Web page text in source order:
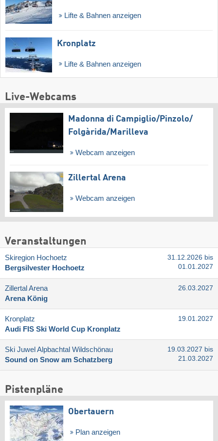
Lifte & Bahnen anzeigen
Kronplatz
Lifte & Bahnen anzeigen
Live-Webcams
Madonna di Campiglio/​Pinzolo/​
Folgàrida/​Marilleva
Webcam anzeigen
Zillertal Arena
Webcam anzeigen
Veranstaltungen
Skiregion Hochoetz
Bergsilvester Hochoetz
31.12.2026 bis
01.01.2027
Zillertal Arena
Arena König
26.03.2027
Kronplatz
Audi FIS Ski World Cup Kronplatz
19.01.2027
Ski Juwel Alpbachtal Wildschönau
Sound on Snow am Schatzberg
19.03.2027 bis
21.03.2027
Pistenpläne
Obertauern
Plan anzeigen